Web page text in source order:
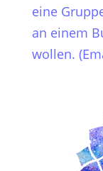
eine
an einem
wollen.